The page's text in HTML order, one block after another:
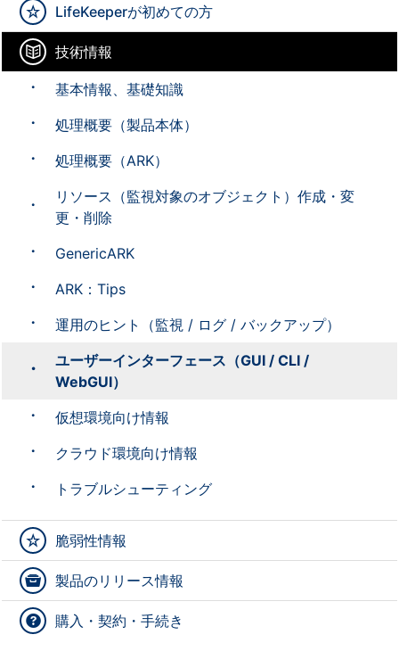
LifeKeeperが初めての方
技術情報
基本情報、基礎知識
処理概要（製品本体）
処理概要（ARK）
リソース（監視対象のオブジェクト）作成・変
更・削除
GenericARK
ARK：Tips
運用のヒント（監視 / ログ / バックアップ）
ユーザーインターフェース（GUI / CLI /
WebGUI）
仮想環境向け情報
クラウド環境向け情報
トラブルシューティング
脆弱性情報
製品のリリース情報
購入・契約・手続き